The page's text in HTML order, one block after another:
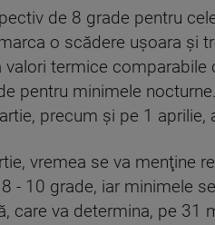
de 8 grade pentru
o scădere uşoara şi
termice
pentru minimele
precum şi pe 1 aprilie,
vremea se va menţine
- 10 grade, iar minimele
care va determina, pe